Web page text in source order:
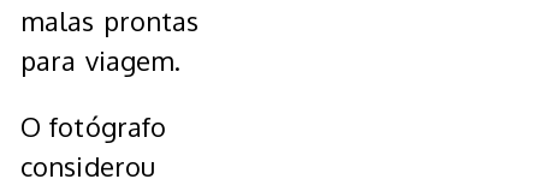
malas prontas
para viagem.
O fotógrafo
considerou